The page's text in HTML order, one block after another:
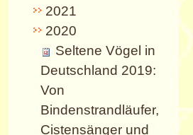
2021
2020
Seltene Vögel in
Deutschland 2019:
Von
Bindenstrandläufer,
Cistensänger und